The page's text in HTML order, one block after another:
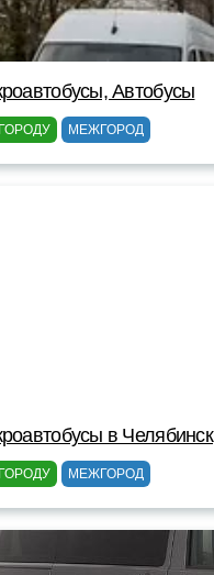
Автобусы
МЕЖГОРОД
в Челябинск
МЕЖГОРОД